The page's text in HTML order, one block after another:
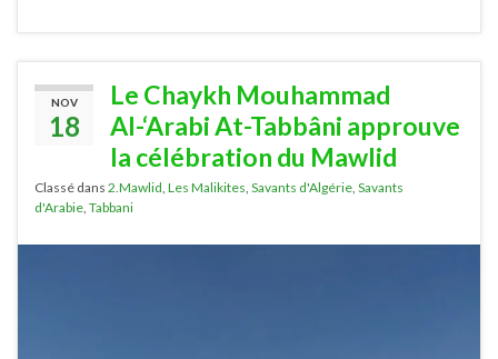
NOV
18
Le Chaykh Mouhammad
Al-‘Arabi At-Tabbâni approuve
la célébration du Mawlid
Classé dans 2.Mawlid, Les Malikites, Savants d'Algérie, Savants
d'Arabie, Tabbani